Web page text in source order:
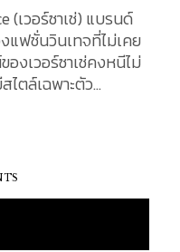
(เวอร์ซาเช่) แบรนด์
ฟชั่นวินเทจที่ไม่เคย
งเวอร์ซาเช่คงหนีไม่
ตล์เฉพาะตัว
งความฟู่ฟ่า หรูหรา
แห่งวงการแฟชั่น"...